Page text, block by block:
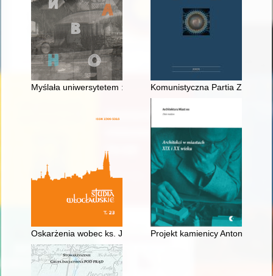
Myślała uniwersytetem : wspomnienie o profesor Zofii
Komunistyczna Partia
Oskarżenia wobec ks. Józefa Misińskiego, proboszcza w
Projekt kamienicy Antoniego